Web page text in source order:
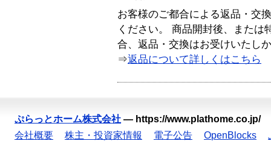
お客様のご都合による返品・交
ください。 商品開封後、または
合、返品・交換はお受けいたし
⇒返品について詳しくはこちら
ぷらっとホーム株式会社 — https://www.plathome.co.jp/
会社概要
株主・投資家情報 電子公告 OpenBlocks